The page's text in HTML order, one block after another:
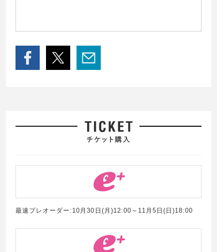
最速プレオーダー:10月30日(月)12:00～11月5日(日)18:00